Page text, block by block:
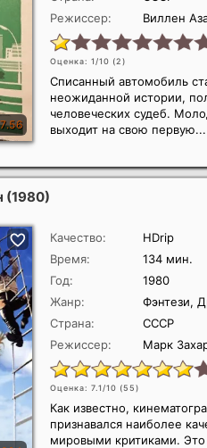
Режиссер:
Виллен
Оценка: 1/10 (2)
Списанный автомобиль
неожиданной истории,
человеческих судеб.
выходит на свою первую...
(1980)
Качество:
HDrip
Время:
134 мин.
Год:
1980
Жанр:
Фэнтези,
Страна:
СССР
Режиссер:
Марк
Оценка: 7.1/10 (55)
Как известно,
признавался наиболее
мировыми критиками. Это